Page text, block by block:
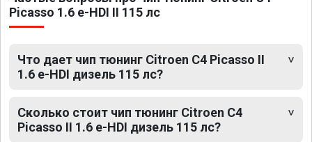
Picasso 1.6 e-HDI II 115 лс
Что дает чип тюнинг Citroen C4 Picasso II
1.6 e-HDI дизель 115 лс?
Сколько стоит чип тюнинг Citroen C4
Picasso II 1.6 e-HDI дизель 115 лс?